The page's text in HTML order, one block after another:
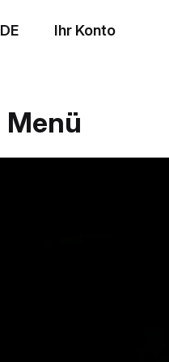
DE Ihr Konto
Menü